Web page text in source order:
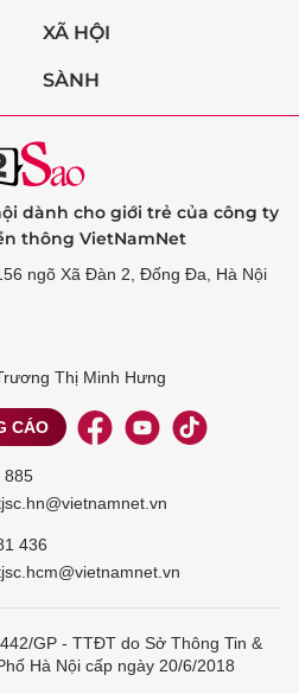
XÃ HỘI
SÀNH
dành cho giới trẻ của công ty
thông VietNamNet
ngõ Xã Đàn 2, Đống Đa, Hà Nội
Thị Minh Hưng
CÁO
885
436
GP - TTĐT do Sở Thông Tin &
Hà Nội cấp ngày 20/6/2018